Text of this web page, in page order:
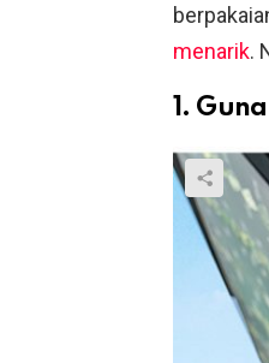
menarik.
1.